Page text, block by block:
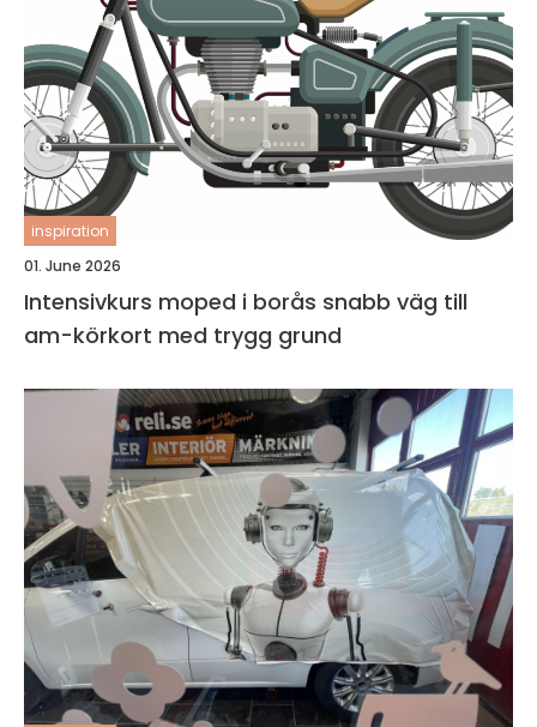
inspiration
01. June 2026
Intensivkurs moped i borås snabb väg till
am-körkort med trygg grund